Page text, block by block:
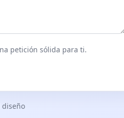
petición sólida para ti.
diseño